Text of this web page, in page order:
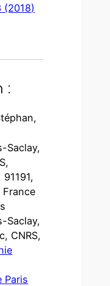
(2018)
:
Saclay,
91191,
Saclay,
CNRS,
Paris